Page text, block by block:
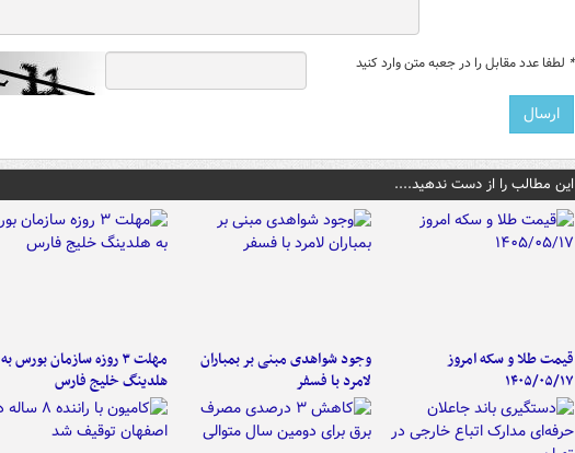
* لطفا عدد مقابل را در جعبه متن وارد کنید
این مطالب را از دست ندهید....
قیمت طلا و سکه امروز
۱۴۰۵/۰۵/۱۷
وجود شواهدی مبنی بر بمباران
لامرد با فسفر
مهلت ۳ روزه سازمان بورس به
هلدینگ خلیج فارس